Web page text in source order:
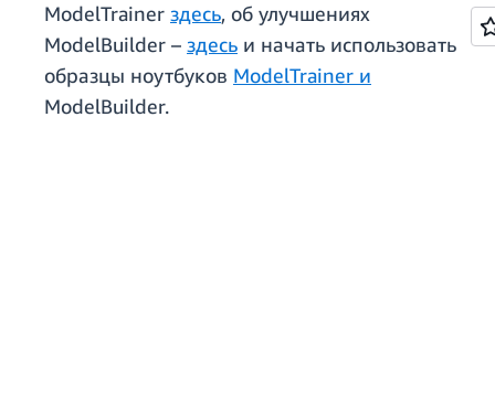
ModelTrainer здесь, об улучшениях
ModelBuilder – здесь и начать использовать
образцы ноутбуков ModelTrainer и
ModelBuilder.